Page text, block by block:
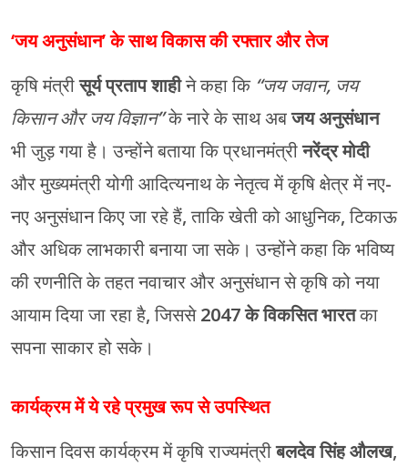
‘जय अनुसंधान’ के साथ विकास की रफ्तार और तेज
कृषि मंत्रीसूर्य प्रताप शाहीने कहा कि “जय जवान, जय
किसान और जय विज्ञान”के नारे के साथ अबजय अनुसंधान
भी जुड़ गया है। उन्होंने बताया कि प्रधानमंत्रीनरेंद्र मोदी
और मुख्यमंत्री योगी आदित्यनाथ के नेतृत्व में कृषि क्षेत्र में नए-
नए अनुसंधान किए जा रहे हैं, ताकि खेती को आधुनिक, टिकाऊ
और अधिक लाभकारी बनाया जा सके। उन्होंने कहा कि भविष्य
की रणनीति के तहत नवाचार और अनुसंधान से कृषि को नया
आयाम दिया जा रहा है, जिससे2047 के विकसित भारतका
सपना साकार हो सके।
कार्यक्रम में ये रहे प्रमुख रूप से उपस्थित
किसान दिवस कार्यक्रम में कृषि राज्यमंत्रीबलदेव सिंह औलख,